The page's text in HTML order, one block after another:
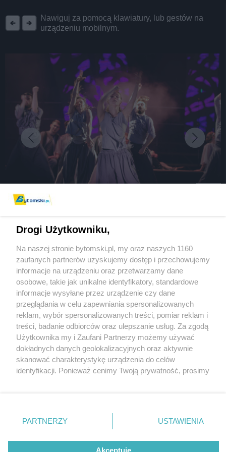
Nawiguj za pomocą klawiatury, lub gestów na
urządzeniu mobilnym.
sceną zebrały się tłumy gości
1 / 22
Byt DSC 0206
Wydawca mediów lokalnych
Nie zapomnij
zapoznać się z:
polityką prywatności regulamin korzystania z portali
Twojemiasto
Piekary Śląskie
Chorzów
Tarnowskie Góry
Gliwice
Skontakuj sięz nami
Kontakt
Wydawca
Pogoda
Drogi Użytkowniku,
Na naszej stronie bytomski.pl, my oraz naszych 1160
zaufanych partnerów uzyskujemy dostęp i przechowujemy
informacje na urządzeniu oraz przetwarzamy dane
osobowe, takie jak unikalne identyfikatory, standardowe
informacje wysyłane przez urządzenie czy dane
przeglądania w celu zapewniania spersonalizowanych
reklam, wybór spersonalizowanych treści, pomiar reklam i
treści, badanie odbiorców oraz ulepszanie usług. Za zgodą
Użytkownika my i Zaufani Partnerzy możemy używać
dokładnych danych geolokalizacyjnych oraz aktywnie
skanować charakterystykę urządzenia do celów
identyfikacji. Ponieważ cenimy Twoją prywatność, prosimy
prywatności znajdujący się w lewym dolnym rogu strony
. Niektóre rodzaje przetwarzania danych nie wymagają
zgody użytkownika, ale masz prawo sprzeciwić się
takiemu przetwarzaniu. Preferencje będą miały
PARTNERZY USTAWIENIA
Akceptuję